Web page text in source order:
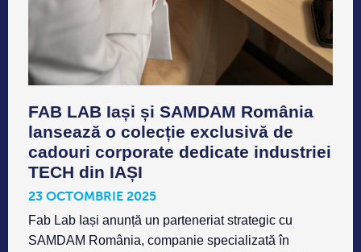
FAB LAB Iași și SAMDAM România
lansează o colecție exclusivă de
cadouri corporate dedicate industriei
TECH din IAȘI
23 OCTOMBRIE 2025
Fab Lab Iași anunță un parteneriat strategic cu
SAMDAM România, companie specializată în